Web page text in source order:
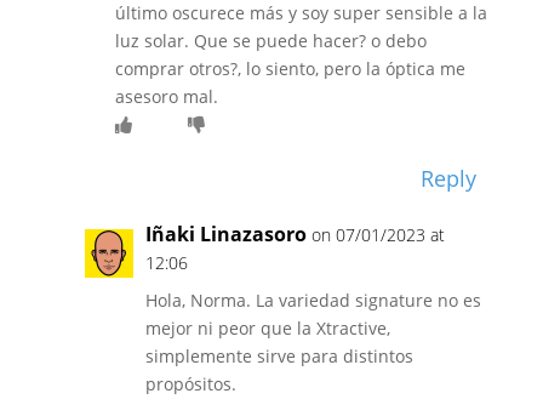
último oscurece más y soy super sensible a la
luz solar. Que se puede hacer? o debo
comprar otros?, lo siento, pero la óptica me
asesoro mal.
Reply
Iñaki Linazasoro on 07/01/2023 at
12:06
Hola, Norma. La variedad signature no es
mejor ni peor que la Xtractive,
simplemente sirve para distintos
propósitos.